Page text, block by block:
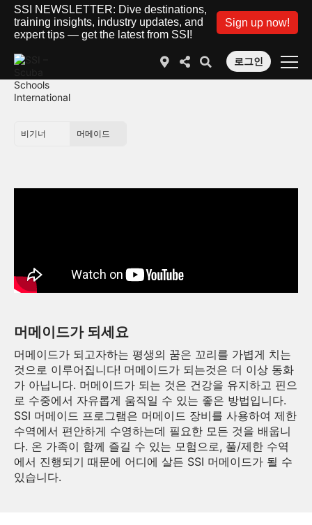
SSI NEWSLETTER: Dive destinations,
training insights, industry updates, and
expert tips — get the latest from SSI!
Sign up now!
로그인
비기너 머메이드
머메이드가 되세요
머메이드가 되고자하는 평생의 꿈은 꼬리를 가볍게 치는
것으로 이루어집니다! 머메이드가 되는것은 더 이상 동화
가 아닙니다. 머메이드가 되는 것은 건강을 유지하고 핀으
로 수중에서 자유롭게 움직일 수 있는 좋은 방법입니다.
SSI 머메이드 프로그램은 머메이드 장비를 사용하여 제한
수역에서 편안하게 수영하는데 필요한 모든 것을 배웁니
다. 온 가족이 함께 즐길 수 있는 모험으로, 풀/제한 수역
에서 진행되기 때문에 어디에 살든 SSI 머메이드가 될 수
있습니다.